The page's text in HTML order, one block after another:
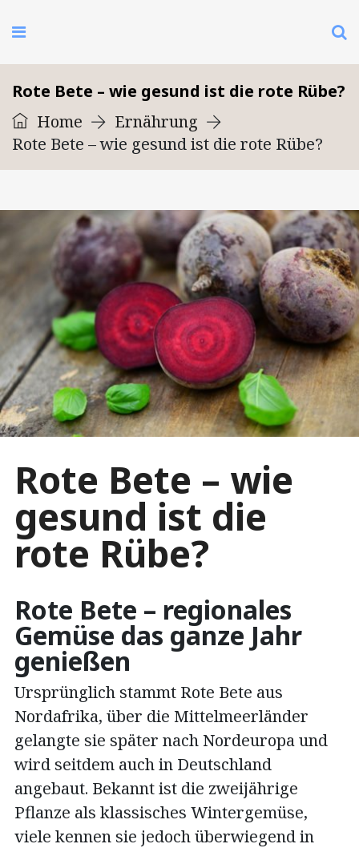
Rote Bete – wie gesund ist die rote Rübe?
Home
Ernährung
Rote Bete – wie gesund ist die rote Rübe?
Rote Bete – wie
gesund ist die
rote Rübe?
Rote Bete – regionales
Gemüse das ganze Jahr
genießen
Ursprünglich stammt Rote Bete aus
Nordafrika, über die Mittelmeerländer
gelangte sie später nach Nordeuropa und
wird seitdem auch in Deutschland
angebaut. Bekannt ist die zweijährige
Pflanze als klassisches Wintergemüse,
viele kennen sie jedoch überwiegend in